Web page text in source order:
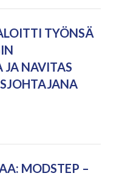
TYÖNSÄ
NAVITAS
MODSTEP –